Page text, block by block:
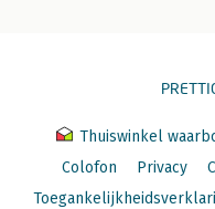
Thuiswinkel
Colofon
Privacy